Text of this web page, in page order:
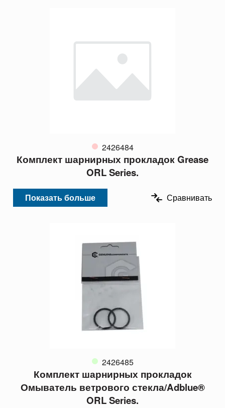
2426484
Комплект шарнирных прокладок Grease
ORL Series.
Показать больше Сравнивать
2426485
Комплект шарнирных прокладок
Омыватель ветрового стекла/Adblue®
ORL Series.